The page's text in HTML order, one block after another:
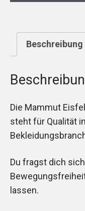
Beschreibung
Die Mammut
steht für Qualität
Du fragst dich
lassen.